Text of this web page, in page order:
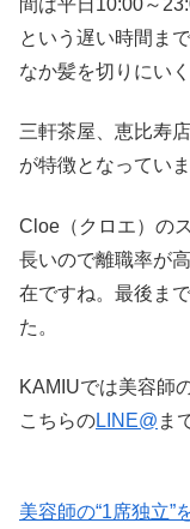
という遅い時間ま
なか髪を切りにい
三軒茶屋、恵比寿
が特徴となっていま
Cloe（クロエ）の
長いので離職率が
在ですね。最後ま
た。
KAMIUでは美容師
こちらのLINE@ ま
美容師の“1席独立